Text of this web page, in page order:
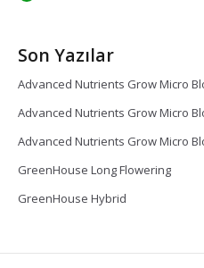
Son Yazılar
Advanced Nutrients Grow Micro
Advanced Nutrients Grow Micro
Advanced Nutrients Grow Micro
GreenHouse Long Flowering
GreenHouse Hybrid